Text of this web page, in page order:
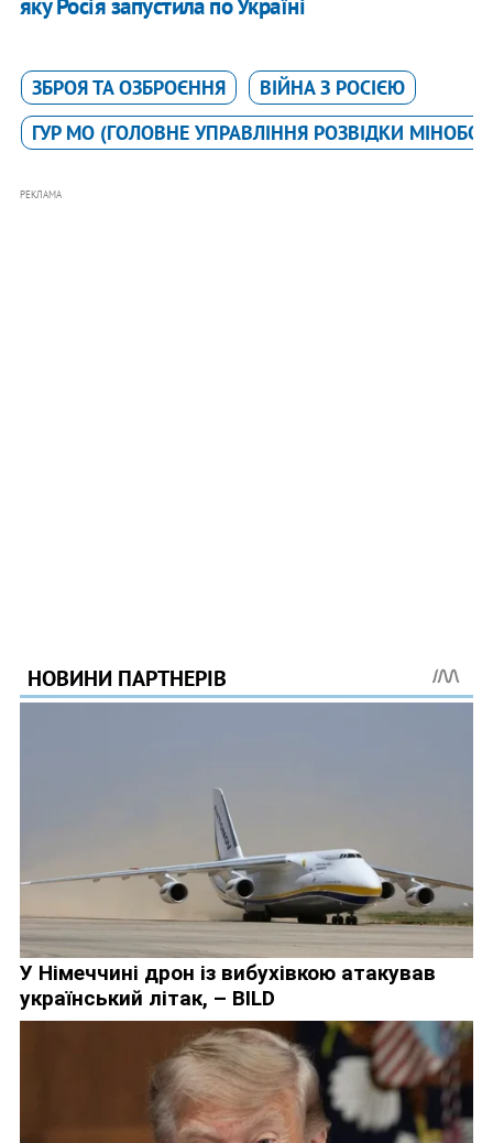
яку Росія запустила по Україні
ЗБРОЯ ТА ОЗБРОЄННЯ
ВІЙНА З РОСІЄЮ
ГУР МО (ГОЛОВНЕ УПРАВЛІННЯ РОЗВІДКИ
РЕКЛАМА